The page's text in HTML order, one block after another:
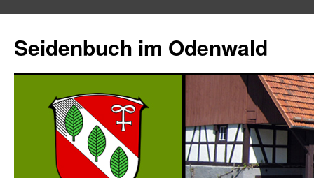
Seidenbuch im Odenwald